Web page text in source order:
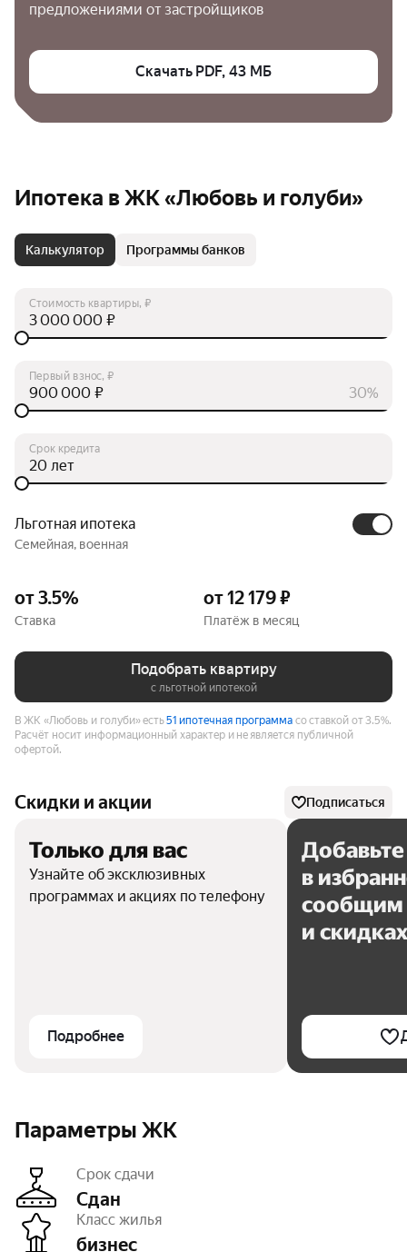
предложениями от застройщиков
Скачать PDF, 43 МБ
Ипотека в ЖК «Любовь и голуби»
Калькулятор Программы банков
Стоимость квартиры, ₽
₽
Первый взнос, ₽
30%
₽
Срок кредита
лет
Льготная ипотека
Семейная, военная
от 3.5%
Ставка
от 12 179 ₽
Платёж в месяц
Подобрать квартиру
с льготной ипотекой
В ЖК «Любовь и голуби» есть51 ипотечная программа со ставкой от 3.5%.
Расчёт носит информационный характер и не является публичной
офертой.
Скидки и акции Подписаться
Только для вас
Узнайте об эксклюзивных
программах и акциях по телефону
Подробнее
Добавьте
в
сообщим
и скидках
Параметры ЖК
Срок сдачи
Сдан
Класс жилья
бизнес